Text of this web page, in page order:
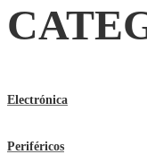
Electrónica
Periféricos